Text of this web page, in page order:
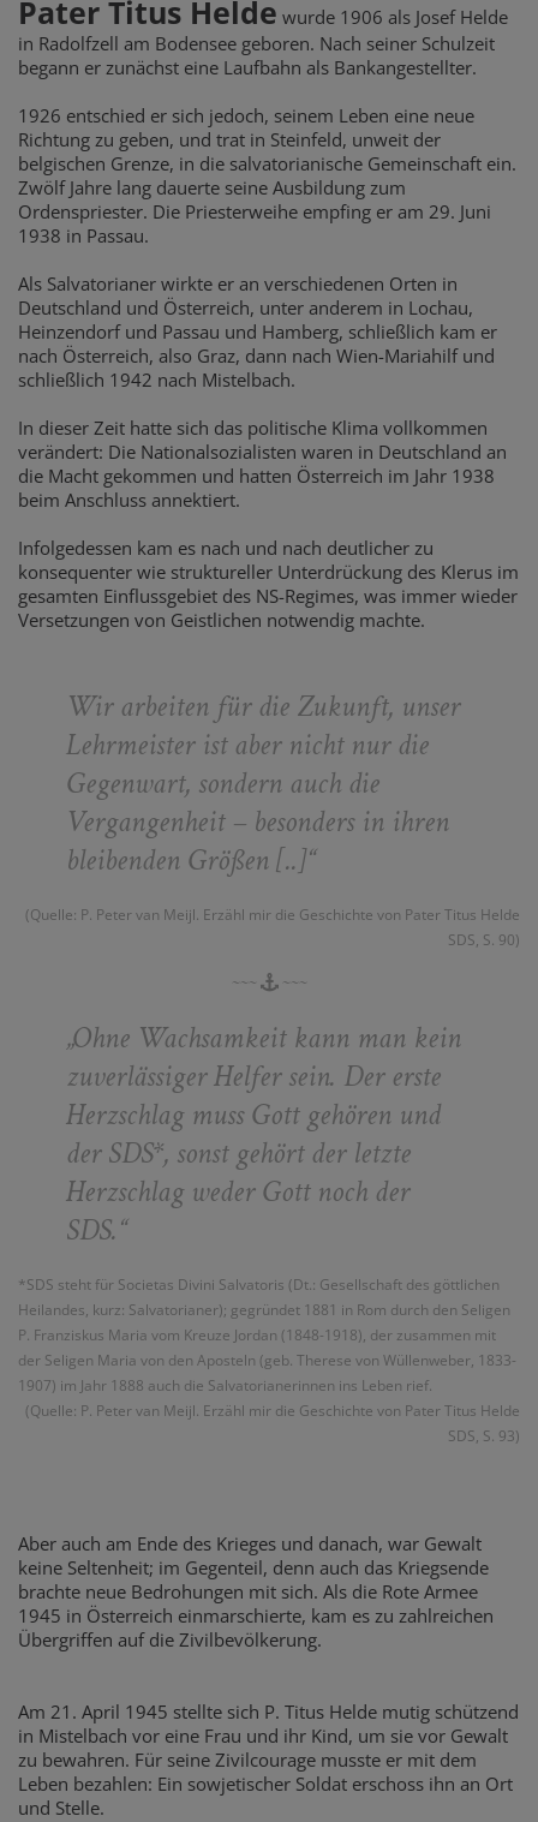
Pater Titus Helde wurde 1906 als Josef Helde
in Radolfzell am Bodensee geboren. Nach seiner Schulzeit
begann er zunächst eine Laufbahn als Bankangestellter.
1926 entschied er sich jedoch, seinem Leben eine neue
Richtung zu geben, und trat in Steinfeld, unweit der
belgischen Grenze, in die salvatorianische Gemeinschaft ein.
Zwölf Jahre lang dauerte seine Ausbildung zum
Ordenspriester. Die Priesterweihe empfing er am 29. Juni
1938 in Passau.
Als Salvatorianer wirkte er an verschiedenen Orten in
Deutschland und Österreich, unter anderem in Lochau,
Heinzendorf und Passau und Hamberg, schließlich kam er
nach Österreich, also Graz, dann nach Wien-Mariahilf und
schließlich 1942 nach Mistelbach.
In dieser Zeit hatte sich das politische Klima vollkommen
verändert: Die Nationalsozialisten waren in Deutschland an
die Macht gekommen und hatten Österreich im Jahr 1938
beim Anschluss annektiert.
Infolgedessen kam es nach und nach deutlicher zu
konsequenter wie struktureller Unterdrückung des Klerus im
gesamten Einflussgebiet des NS-Regimes, was immer wieder
Versetzungen von Geistlichen notwendig machte.
Wir arbeiten für die Zukunft, unser
Lehrmeister ist aber nicht nur die
Gegenwart, sondern auch die
Vergangenheit – besonders in ihren
bleibenden Größen [..]“
(Quelle: P. Peter van Meijl. Erzähl mir die Geschichte von Pater Titus Helde
SDS, S. 90)
~~~ ~~~
„Ohne Wachsamkeit kann man kein
zuverlässiger Helfer sein. Der erste
Herzschlag muss Gott gehören und
der SDS*, sonst gehört der letzte
Herzschlag weder Gott noch der
SDS.“
*SDS steht für Societas Divini Salvatoris (Dt.: Gesellschaft des göttlichen
Heilandes, kurz: Salvatorianer); gegründet 1881 in Rom durch den Seligen
P. Franziskus Maria vom Kreuze Jordan (1848-1918), der zusammen mit
der Seligen Maria von den Aposteln (geb. Therese von Wüllenweber, 1833-
1907) im Jahr 1888 auch die Salvatorianerinnen ins Leben rief.
(Quelle: P. Peter van Meijl. Erzähl mir die Geschichte von Pater Titus Helde
SDS, S. 93)
Aber auch am Ende des Krieges und danach, war Gewalt
keine Seltenheit; im Gegenteil, denn auch das Kriegsende
brachte neue Bedrohungen mit sich. Als die Rote Armee
1945 in Österreich einmarschierte, kam es zu zahlreichen
Übergriffen auf die Zivilbevölkerung.
Am 21. April 1945 stellte sich P. Titus Helde mutig schützend
in Mistelbach vor eine Frau und ihr Kind, um sie vor Gewalt
zu bewahren. Für seine Zivilcourage musste er mit dem
Leben bezahlen: Ein sowjetischer Soldat erschoss ihn an Ort
und Stelle.